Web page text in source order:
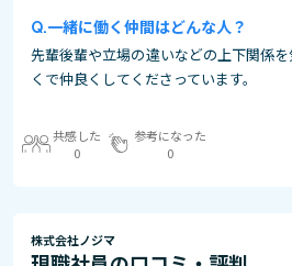
一緒に働く仲間はどんな人？
先輩後輩や立場の違いなどの上下関係
くで仲良くしてくださっています。
共感した
0
参考になった
0
株式会社ノジマ